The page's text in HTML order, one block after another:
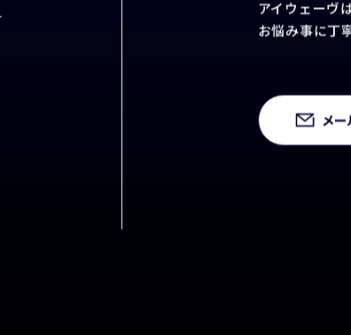
アイウェーヴ
お悩み事に丁
メー